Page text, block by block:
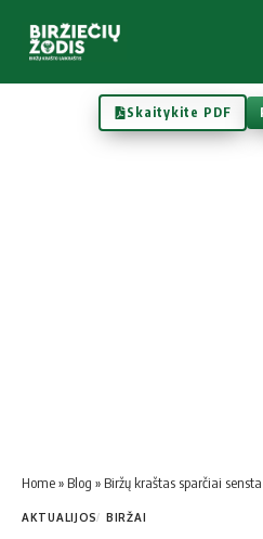
Skaitykite PDF
Home» Blog » Biržų kraštas sparčiai sensta
AKTUALIJOS BIRŽAI